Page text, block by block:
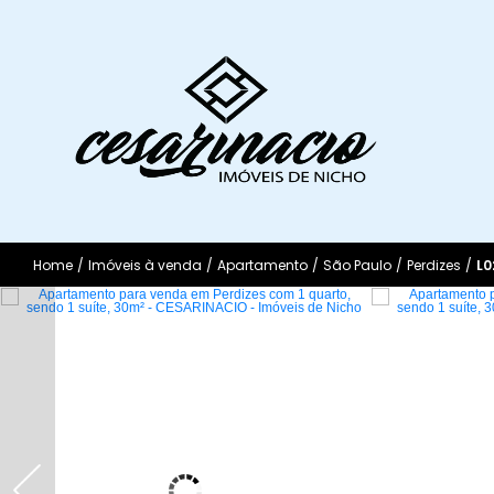
Home / Imóveis à venda / Apartamento / São Paulo / Perdizes /